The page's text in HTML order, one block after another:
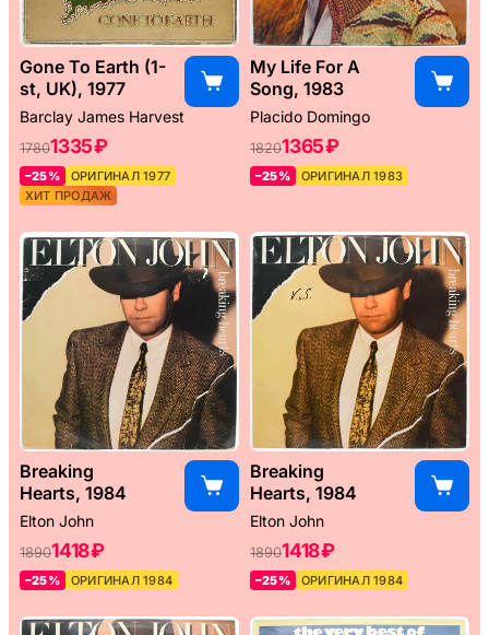
Gone To Earth (1-
st, UK), 1977
Barclay James Harvest
17801335 ₽
–25%
ОРИГИНАЛ 1977
ХИТ ПРОДАЖ
My Life For A
Song, 1983
Placido Domingo
18201365 ₽
–25% ОРИГИНАЛ 1983
Breaking
Hearts, 1984
Elton John
18901418 ₽
–25% ОРИГИНАЛ 1984
Breaking
Hearts, 1984
Elton John
18901418 ₽
–25% ОРИГИНАЛ 1984